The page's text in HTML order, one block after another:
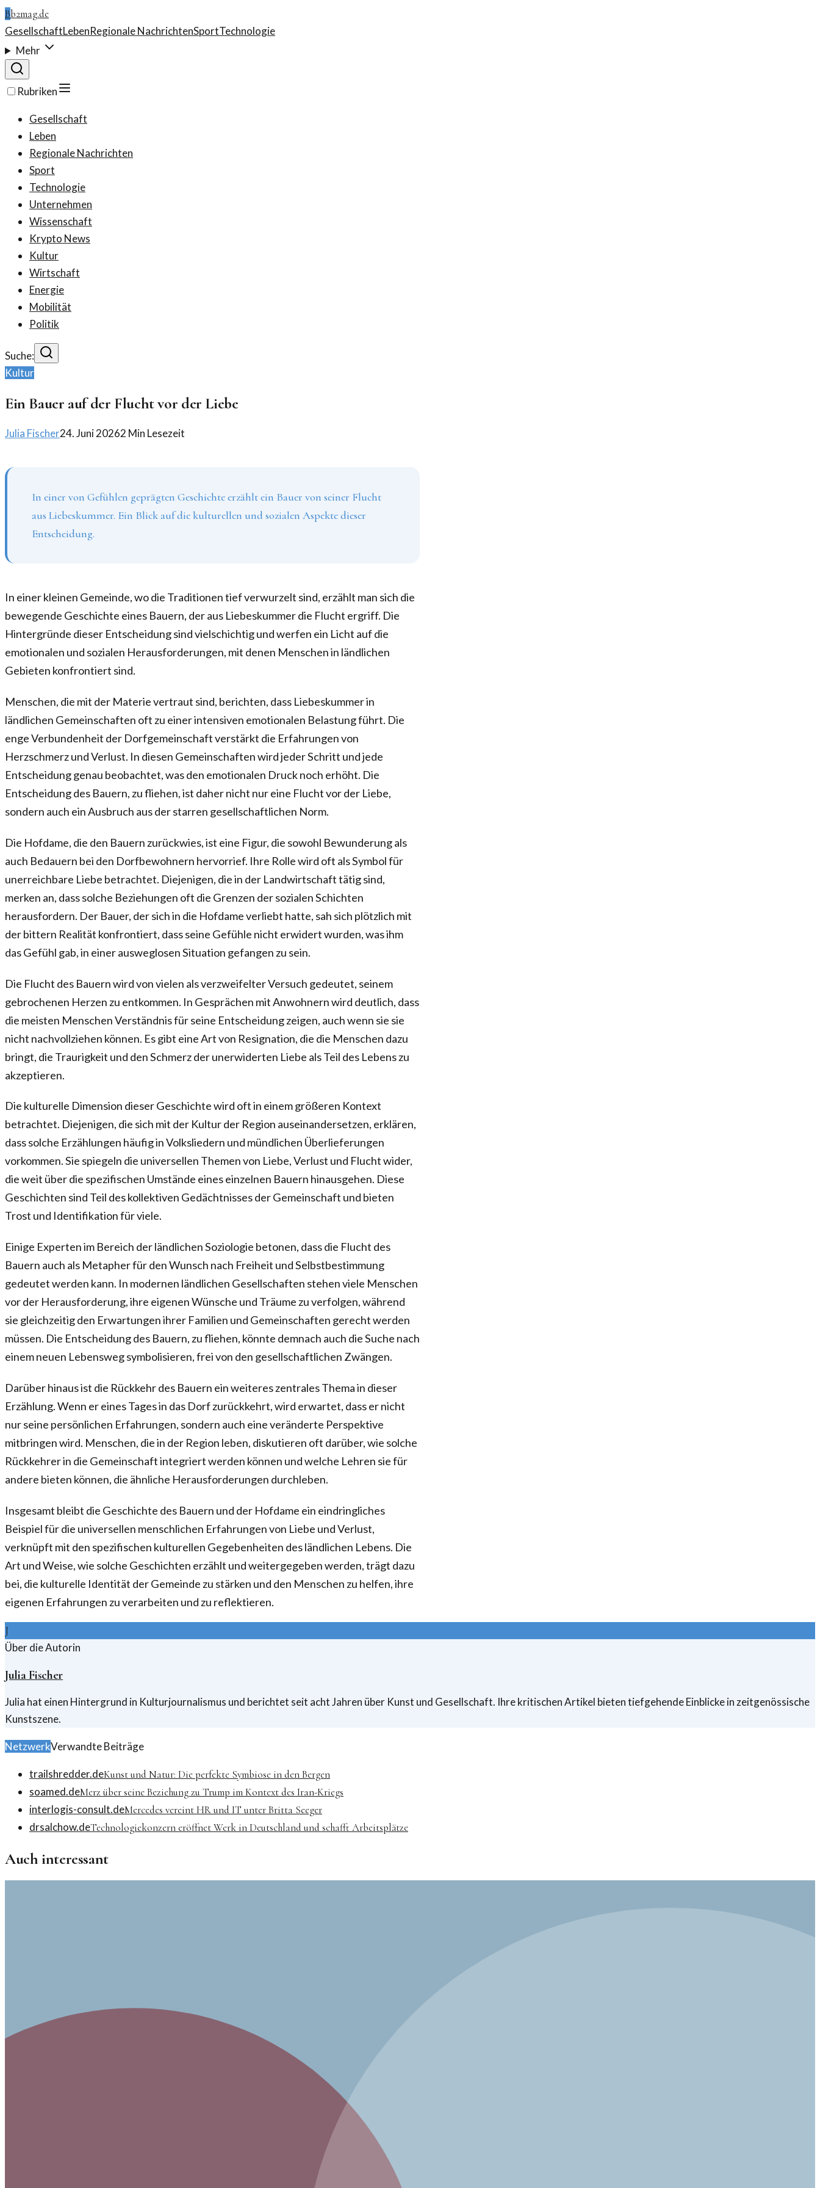
Bb2mag.de
GesellschaftLebenRegionale NachrichtenSportTechnologie
Mehr
Rubriken
Gesellschaft
Leben
Regionale Nachrichten
Sport
Technologie
Unternehmen
Wissenschaft
Krypto News
Kultur
Wirtschaft
Energie
Mobilität
Politik
Suche:
Kultur
Ein Bauer auf der Flucht vor der Liebe
Julia Fischer24. Juni 20262 Min Lesezeit
In einer von Gefühlen geprägten Geschichte erzählt ein Bauer von seiner Flucht
aus Liebeskummer. Ein Blick auf die kulturellen und sozialen Aspekte dieser
Entscheidung.
In einer kleinen Gemeinde, wo die Traditionen tief verwurzelt sind, erzählt man sich die
bewegende Geschichte eines Bauern, der aus Liebeskummer die Flucht ergriff. Die
Hintergründe dieser Entscheidung sind vielschichtig und werfen ein Licht auf die
emotionalen und sozialen Herausforderungen, mit denen Menschen in ländlichen
Gebieten konfrontiert sind.
Menschen, die mit der Materie vertraut sind, berichten, dass Liebeskummer in
ländlichen Gemeinschaften oft zu einer intensiven emotionalen Belastung führt. Die
enge Verbundenheit der Dorfgemeinschaft verstärkt die Erfahrungen von
Herzschmerz und Verlust. In diesen Gemeinschaften wird jeder Schritt und jede
Entscheidung genau beobachtet, was den emotionalen Druck noch erhöht. Die
Entscheidung des Bauern, zu fliehen, ist daher nicht nur eine Flucht vor der Liebe,
sondern auch ein Ausbruch aus der starren gesellschaftlichen Norm.
Die Hofdame, die den Bauern zurückwies, ist eine Figur, die sowohl Bewunderung als
auch Bedauern bei den Dorfbewohnern hervorrief. Ihre Rolle wird oft als Symbol für
unerreichbare Liebe betrachtet. Diejenigen, die in der Landwirtschaft tätig sind,
merken an, dass solche Beziehungen oft die Grenzen der sozialen Schichten
herausfordern. Der Bauer, der sich in die Hofdame verliebt hatte, sah sich plötzlich mit
der bittern Realität konfrontiert, dass seine Gefühle nicht erwidert wurden, was ihm
das Gefühl gab, in einer ausweglosen Situation gefangen zu sein.
Die Flucht des Bauern wird von vielen als verzweifelter Versuch gedeutet, seinem
gebrochenen Herzen zu entkommen. In Gesprächen mit Anwohnern wird deutlich, dass
die meisten Menschen Verständnis für seine Entscheidung zeigen, auch wenn sie sie
nicht nachvollziehen können. Es gibt eine Art von Resignation, die die Menschen dazu
bringt, die Traurigkeit und den Schmerz der unerwiderten Liebe als Teil des Lebens zu
akzeptieren.
Die kulturelle Dimension dieser Geschichte wird oft in einem größeren Kontext
betrachtet. Diejenigen, die sich mit der Kultur der Region auseinandersetzen, erklären,
dass solche Erzählungen häufig in Volksliedern und mündlichen Überlieferungen
vorkommen. Sie spiegeln die universellen Themen von Liebe, Verlust und Flucht wider,
die weit über die spezifischen Umstände eines einzelnen Bauern hinausgehen. Diese
Geschichten sind Teil des kollektiven Gedächtnisses der Gemeinschaft und bieten
Trost und Identifikation für viele.
Einige Experten im Bereich der ländlichen Soziologie betonen, dass die Flucht des
Bauern auch als Metapher für den Wunsch nach Freiheit und Selbstbestimmung
gedeutet werden kann. In modernen ländlichen Gesellschaften stehen viele Menschen
vor der Herausforderung, ihre eigenen Wünsche und Träume zu verfolgen, während
sie gleichzeitig den Erwartungen ihrer Familien und Gemeinschaften gerecht werden
müssen. Die Entscheidung des Bauern, zu fliehen, könnte demnach auch die Suche nach
einem neuen Lebensweg symbolisieren, frei von den gesellschaftlichen Zwängen.
Darüber hinaus ist die Rückkehr des Bauern ein weiteres zentrales Thema in dieser
Erzählung. Wenn er eines Tages in das Dorf zurückkehrt, wird erwartet, dass er nicht
nur seine persönlichen Erfahrungen, sondern auch eine veränderte Perspektive
mitbringen wird. Menschen, die in der Region leben, diskutieren oft darüber, wie solche
Rückkehrer in die Gemeinschaft integriert werden können und welche Lehren sie für
andere bieten können, die ähnliche Herausforderungen durchleben.
Insgesamt bleibt die Geschichte des Bauern und der Hofdame ein eindringliches
Beispiel für die universellen menschlichen Erfahrungen von Liebe und Verlust,
verknüpft mit den spezifischen kulturellen Gegebenheiten des ländlichen Lebens. Die
Art und Weise, wie solche Geschichten erzählt und weitergegeben werden, trägt dazu
bei, die kulturelle Identität der Gemeinde zu stärken und den Menschen zu helfen, ihre
eigenen Erfahrungen zu verarbeiten und zu reflektieren.
J
Über die Autorin
Julia Fischer
Julia hat einen Hintergrund in Kulturjournalismus und berichtet seit acht Jahren über Kunst und Gesellschaft. Ihre kritischen Artikel bieten tiefgehende Einblicke in zeitgenössische
Kunstszene.
NetzwerkVerwandte Beiträge
trailshredder.deKunst und Natur: Die perfekte Symbiose in den Bergen
soamed.deMerz über seine Beziehung zu Trump im Kontext des Iran-Kriegs
interlogis-consult.deMercedes vereint HR und IT unter Britta Seeger
drsalchow.deTechnologiekonzern eröffnet Werk in Deutschland und schafft Arbeitsplätze
Auch interessant